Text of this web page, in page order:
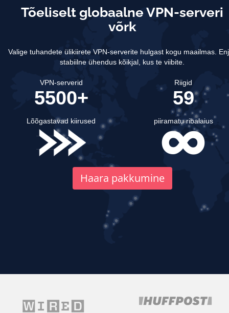
Tõeliselt globaalne VPN-serveri
võrk
Valige tuhandete ülikiirete VPN-serverite hulgast kogu maailmas.
stabiilne ühendus kõikjal, kus te viibite.
VPN-serverid
5500+
Riigid
59
Lõõgastavad kiirused piiramatu ribalaius
Haara pakkumine